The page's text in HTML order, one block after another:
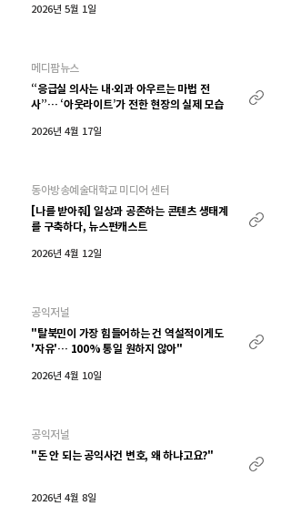
2026년 5월 1일
메디팜뉴스
“응급실 의사는 내·외과 아우르는 마법 전
사”… ‘아웃라이트’가 전한 현장의 실제 모습
2026년 4월 17일
동아방송예술대학교 미디어 센터
[나를 받아줘] 일상과 공존하는 콘텐츠 생태계
를 구축하다, 뉴스펀캐스트
2026년 4월 12일
공익저널
"탈북민이 가장 힘들어하는 건 역설적이게도
'자유'… 100% 통일 원하지 않아"
2026년 4월 10일
공익저널
"돈 안 되는 공익사건 변호, 왜 하냐고요?"
2026년 4월 8일